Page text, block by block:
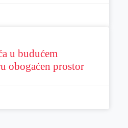
u budućem
obogaćen prostor